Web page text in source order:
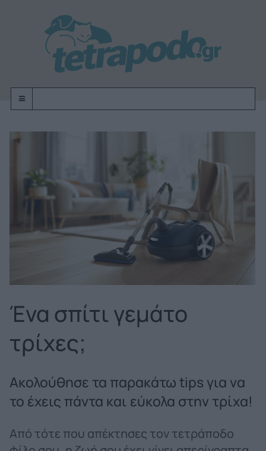
OFF-CANVAS-TOGGLE
Ένα σπίτι γεμάτο
τρίχες;
Ακολούθησε τα παρακάτω tips για να
το έχεις πάντα και εύκολα στην τρίχα!
Από τότε που απέκτησες τον τετράποδο